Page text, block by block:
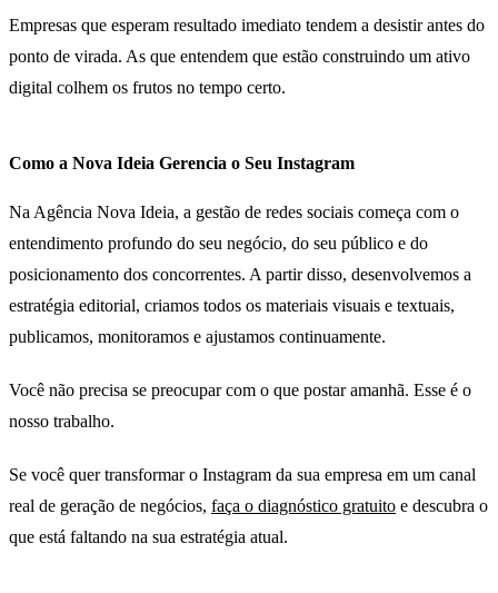
Empresas que esperam resultado imediato tendem a desistir antes do
ponto de virada. As que entendem que estão construindo um ativo
digital colhem os frutos no tempo certo.
Como a Nova Ideia Gerencia o Seu Instagram
Na Agência Nova Ideia, a gestão de redes sociais começa com o
entendimento profundo do seu negócio, do seu público e do
posicionamento dos concorrentes. A partir disso, desenvolvemos a
estratégia editorial, criamos todos os materiais visuais e textuais,
publicamos, monitoramos e ajustamos continuamente.
Você não precisa se preocupar com o que postar amanhã. Esse é o
nosso trabalho.
Se você quer transformar o Instagram da sua empresa em um canal
real de geração de negócios, faça o diagnóstico gratuito e descubra o
que está faltando na sua estratégia atual.